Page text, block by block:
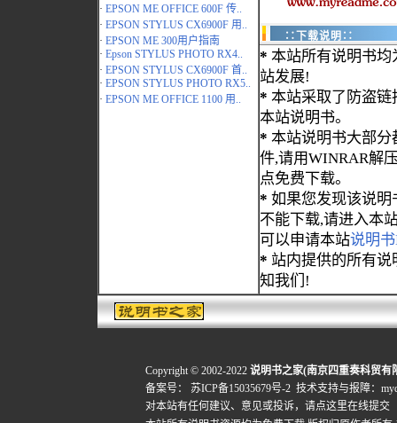
· EPSON ME OFFICE 600F 传..
· EPSON STYLUS CX6900F 用..
· EPSON ME 300用户指南
· Epson STYLUS PHOTO RX4..
· EPSON STYLUS CX6900F 首..
· EPSON STYLUS PHOTO RX5..
· EPSON ME OFFICE 1100 用..
∷下载说明∷
* 本站所有说明书均
站发展!
* 本站采取了防盗链
本站说明书。
* 本站说明书大部分
件,请用WINRAR解
点免费下载。
* 如果您发现该说明
不能下载,请进入本
可以申请本站说明
* 站内提供的所有
知我们!
Copyright © 2002-2022 说明书之家(南京四重奏科贸有
备案号：
苏ICP备15035679号-2 技术支持与报障：
对本站有任何建议、意见或投诉， 请点这里在线提交